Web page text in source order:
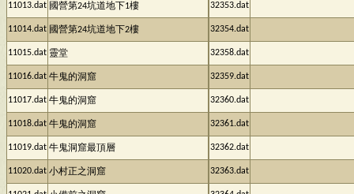
11013.dat 國營第24坑道地下1樓
11014.dat 國營第24坑道地下2樓
11015.dat 靈堂
11016.dat 牛鬼的洞窟
11017.dat 牛鬼的洞窟
11018.dat 牛鬼的洞窟
11019.dat 牛鬼洞窟最頂層
11020.dat 小村正之洞窟
32353.dat
32354.dat
32358.dat
32359.dat
32360.dat
32361.dat
32362.dat
32363.dat